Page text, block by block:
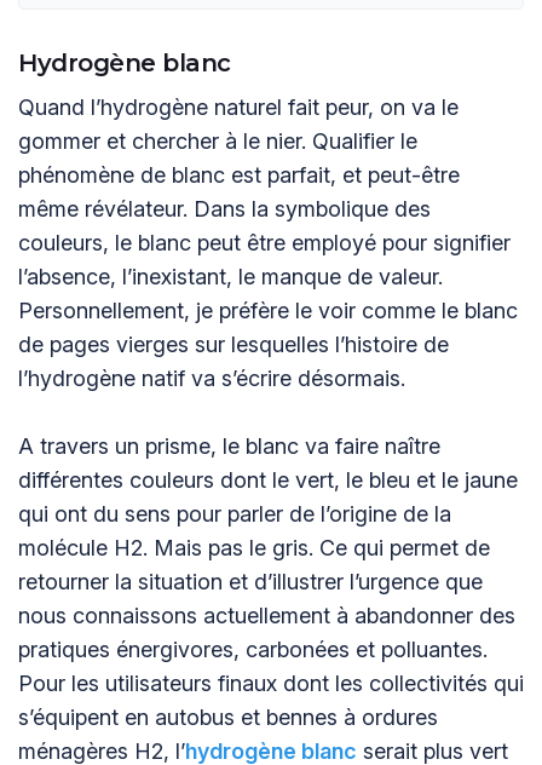
Hydrogène blanc
Quand l’hydrogène naturel fait peur, on va le
gommer et chercher à le nier. Qualifier le
phénomène de blanc est parfait, et peut-être
même révélateur. Dans la symbolique des
couleurs, le blanc peut être employé pour signifier
l’absence, l’inexistant, le manque de valeur.
Personnellement, je préfère le voir comme le blanc
de pages vierges sur lesquelles l’histoire de
l’hydrogène natif va s’écrire désormais.
A travers un prisme, le blanc va faire naître
différentes couleurs dont le vert, le bleu et le jaune
qui ont du sens pour parler de l’origine de la
molécule H2. Mais pas le gris. Ce qui permet de
retourner la situation et d’illustrer l’urgence que
nous connaissons actuellement à abandonner des
pratiques énergivores, carbonées et polluantes.
Pour les utilisateurs finaux dont les collectivités qui
s’équipent en autobus et bennes à ordures
ménagères H2, l’hydrogène blanc serait plus vert